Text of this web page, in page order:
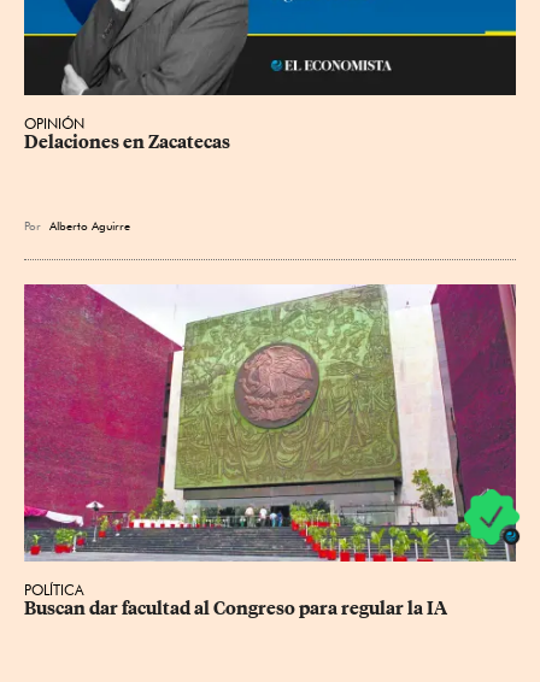
OPINIÓN
Delaciones en Zacatecas
Por Alberto Aguirre
POLÍTICA
Buscan dar facultad al Congreso para regular la IA